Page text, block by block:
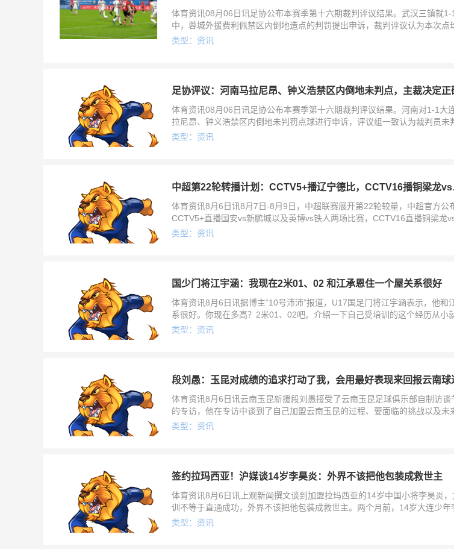
体育资讯08月06日讯足协公布本赛季第十六期裁判评议结果。武汉三镇就1-
中，蓉城外援费利佩禁区内倒地造点的判罚提出申诉，裁判评议认为本次点
蓉城获得点球判罚正确中超联赛第21
类型：资讯
足协评议：河南马拉尼昂、钟义浩禁区内倒地未判点，主裁决定正
体育资讯08月06日讯足协公布本赛季第十六期裁判评议结果。河南对1-1大
拉尼昂、钟义浩禁区内倒地未判罚点球进行申诉，评议组一致认为裁判员未
确。马拉尼昂禁区内与毛伟杰接触后
类型：资讯
中超第
体育资讯8月6日讯8月7日-8月9日，中超联赛展开第22轮较量，中超官方公
CCTV5+直播国安vs新鹏城以及英博vs铁人两场比赛，CCTV16直播铜梁龙
中超第22轮转播
类型：资讯
国少门将江宇涵：我现在2米01、02 和江承恩住一个屋关系很好
体育资讯8月6日讯据博主“10号沛沛”报道，U17国足门将江宇涵表示，他和
系很好。你现在多高？2米01、02吧。介绍一下自己受培训的这个经历从小
在校园足球踢了一两年，然后
类型：资讯
段刘愚：玉昆对成绩的追求打动了我，会用最好表现来回报云南球
体育资讯8月6日讯云南玉昆新援段刘愚接受了云南玉昆足球俱乐部自制访谈
的专访，他在专访中谈到了自己加盟云南玉昆的过程、要面临的挑战以及未
话题。谈对玉昆整体特点的了解段刘愚：
类型：资讯
签约拉玛西亚！沪媒谈14岁李昊炎：外界不该把他包装成救世主
体育资讯8月6日讯上观新闻撰文谈到加盟拉玛西亚的14岁中国小将李昊炎
训不等于直通成功，外界不该把他包装成救世主。两个月前，14岁大连少年
甲豪门巴塞罗那梯队，成为历史上第
类型：资讯